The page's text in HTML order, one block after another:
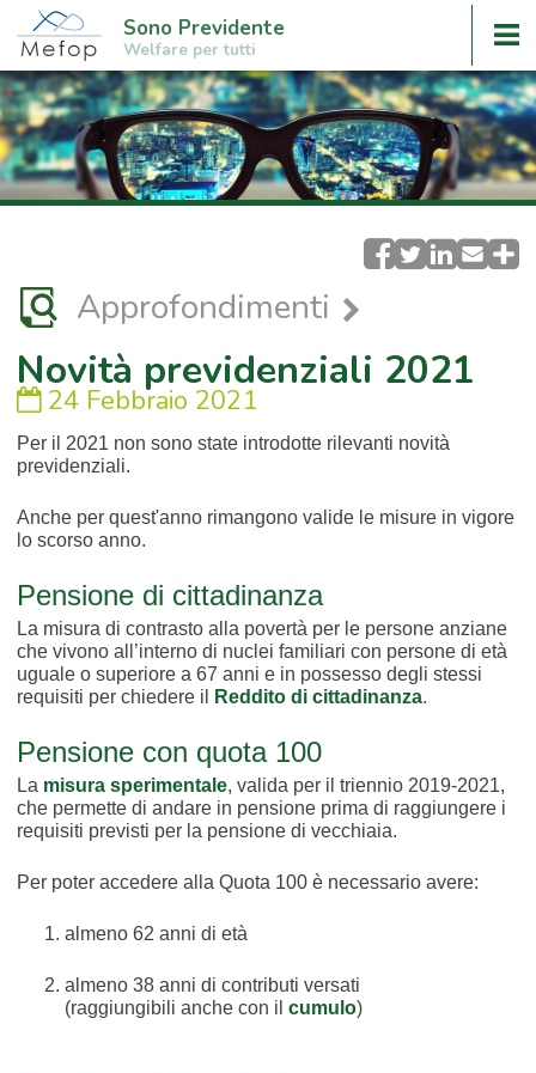
Sono Previdente
Welfare per tutti
Approfondimenti
Novità previdenziali 2021
24 Febbraio 2021
Per il 2021 non sono state introdotte rilevanti novità
previdenziali.
Anche per quest'anno rimangono valide le misure in vigore
lo scorso anno.
Pensione di cittadinanza
La misura di contrasto alla povertà per le persone anziane
che vivono all’interno di nuclei familiari con persone di età
uguale o superiore a 67 anni e in possesso degli stessi
requisiti per chiedere il
Reddito di cittadinanza.
Pensione con quota 100
La misura sperimentale, valida per il triennio 2019-2021,
che permette di andare in pensione prima di raggiungere i
requisiti previsti per la pensione di vecchiaia.
Per poter accedere alla Quota 100 è necessario avere:
almeno 62 anni di età
almeno 38 anni di contributi versati
(raggiungibili anche con il cumulo)